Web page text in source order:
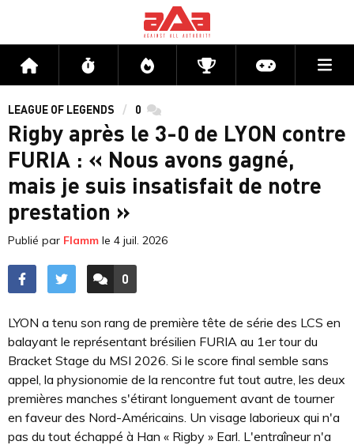
Accueil Flux Directs CompétitionsActu jeux
LEAGUE OF LEGENDS 0 commentaires
Rigby après le 3-0 de LYON contre
FURIA : « Nous avons gagné,
mais je suis insatisfait de notre
prestation »
Publié par Flamm le 4 juil. 2026
ACCÉDER AUX
0
COMMENTAIRES
LYON a tenu son rang de première tête de série des LCS en
balayant le représentant brésilien FURIA au 1er tour du
Bracket Stage du MSI 2026. Si le score final semble sans
appel, la physionomie de la rencontre fut tout autre, les deux
premières manches s'étirant longuement avant de tourner
en faveur des Nord-Américains. Un visage laborieux qui n'a
pas du tout échappé à Han « Rigby » Earl. L'entraîneur n'a